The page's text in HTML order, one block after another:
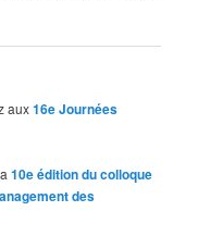
aux16e Journées
10e édition du colloque
des